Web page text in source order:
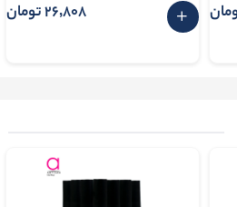
26٬808 تومان